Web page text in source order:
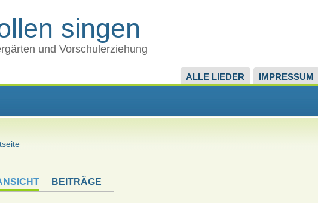
singen
und Vorschulerziehung
ALLE LIEDER IMPRESSUM
BEITRÄGE